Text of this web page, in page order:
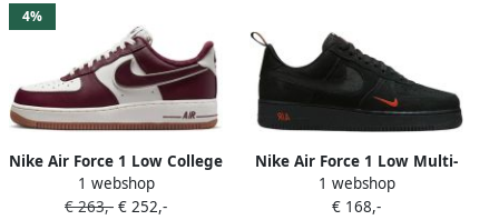
beschikbare maaten:41 42
44.5 45 46 47.5
4%
Nike Air Force 1 Low College
Pack Night Maroon DQ7659-
102 Sneakers Heren
1 webshop
€ 263,- € 252,-
Nike Air Force 1 Low Multi-
Swoosh Black Crimson )
1 webshop
€ 168,-